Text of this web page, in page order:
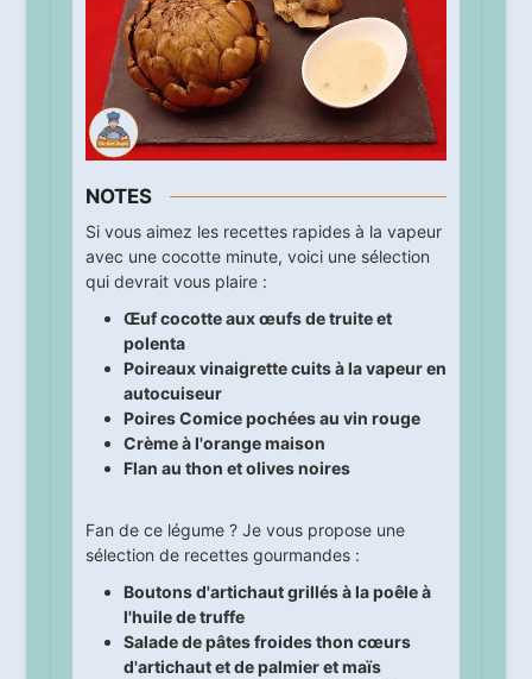
NOTES
Si vous aimez les recettes rapides à la vapeur
avec une cocotte minute, voici une sélection
qui devrait vous plaire :
Œuf cocotte aux œufs de truite et
polenta
Poireaux vinaigrette cuits à la vapeur en
autocuiseur
Poires Comice pochées au vin rouge
Crème à l'orange maison
Flan au thon et olives noires
Fan de ce légume ? Je vous propose une
sélection de recettes gourmandes :
Boutons d'artichaut grillés à la poêle à
l'huile de truffe
Salade de pâtes froides thon cœurs
d'artichaut et de palmier et maïs